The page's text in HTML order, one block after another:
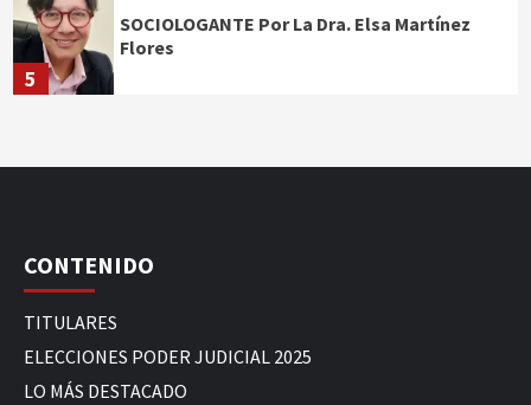
5
SOCIOLOGANTE Por La Dra. Elsa Martínez
Flores
CONTENIDO
TITULARES
ELECCIONES PODER JUDICIAL 2025
LO MÁS DESTACADO